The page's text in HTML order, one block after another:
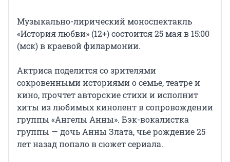
Музыкально-лирический моноспектакль
«Историялюбви» (12+)состоится25 маяв 15:00
(мск) в краевой филармонии.
Актриса поделится со зрителями
сокровенными историями о семье, театре и
кино, прочтет авторские стихи и исполнит
хиты из любимых кинолент в сопровождении
группы «Ангелы Анны». Бэк-вокалистка
группы — дочь Анны Злата, чье рождение 25
лет назад попало в сюжет сериала.